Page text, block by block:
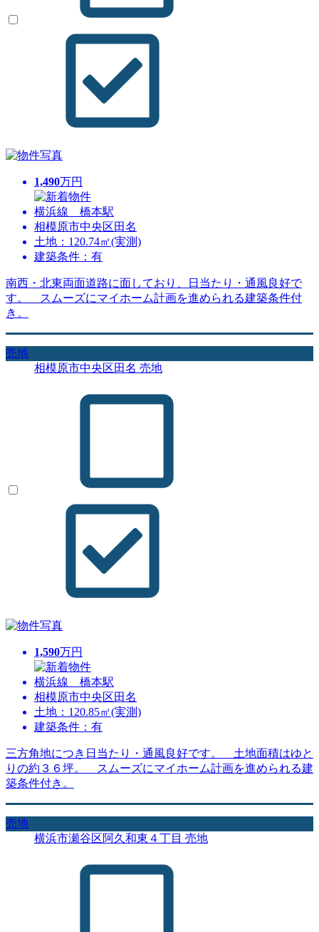
1,490万円
横浜線 橋本駅
相模原市中央区田名
土地：120.74㎡(実測)
建築条件：有
南西・北東両面道路に面しており、日当たり・通風良好で
す。 スムーズにマイホーム計画を進められる建築条件付
き。
売地
相模原市中央区田名 売地
1,590万円
横浜線 橋本駅
相模原市中央区田名
土地：120.85㎡(実測)
建築条件：有
三方角地につき日当たり・通風良好です。 土地面積はゆと
りの約３６坪。 スムーズにマイホーム計画を進められる建
築条件付き。
売地
横浜市瀬谷区阿久和東４丁目 売地